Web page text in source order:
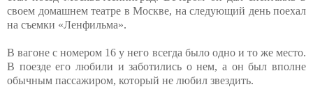
своем домашнем театре в Москве, на следующий день поехал
на съемки «Ленфильма».
В вагоне с номером 16 у него всегда было одно и то же место.
В поезде его любили и заботились о нем, а он был вполне
обычным пассажиром, который не любил звездить.